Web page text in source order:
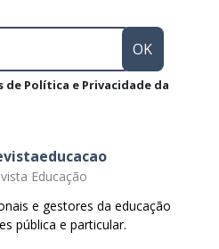
de Política e Privacidade da
Educação
e gestores da educação
pública e particular.